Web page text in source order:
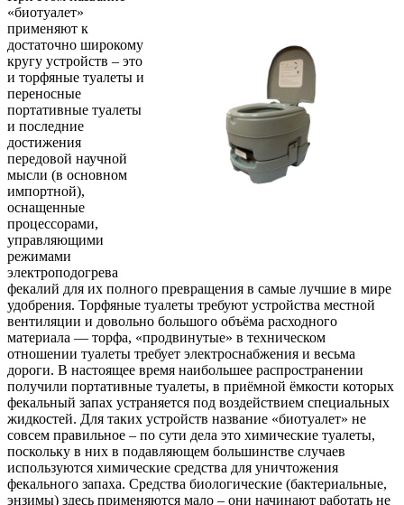
«биотуалет»
применяют к
достаточно широкому
кругу устройств – это
и торфяные туалеты и
переносные
портативные туалеты
и последние
достижения
передовой научной
мысли (в основном
импортной),
оснащенные
процессорами,
управляющими
режимами
электроподогрева
фекалий для их полного превращения в самые лучшие в мире
удобрения. Торфяные туалеты требуют устройства местной
вентиляции и довольно большого объёма расходного
материала — торфа, «продвинутые» в техническом
отношении туалеты требует электроснабжения и весьма
дороги. В настоящее время наибольшее распространении
получили портативные туалеты, в приёмной ёмкости которых
фекальный запах устраняется под воздействием специальных
жидкостей. Для таких устройств название «биотуалет» не
совсем правильное – по сути дела это химические туалеты,
поскольку в них в подавляющем большинстве случаев
используются химические средства для уничтожения
фекального запаха. Средства биологические (бактериальные,
энзимы) здесь применяются мало – они начинают работать не